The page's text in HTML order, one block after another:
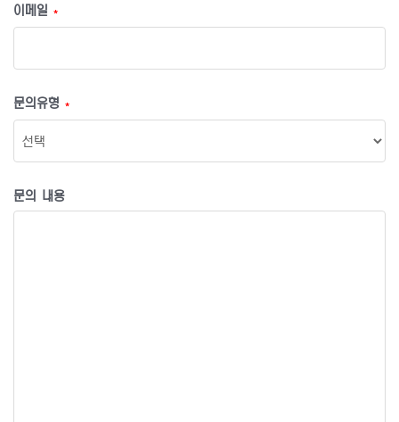
이메일 *
문의유형 *
문의 내용